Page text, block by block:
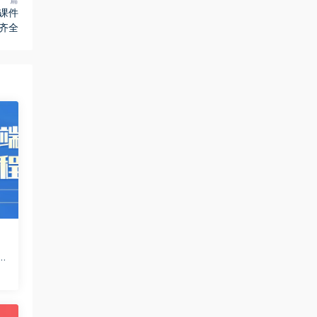
件
全